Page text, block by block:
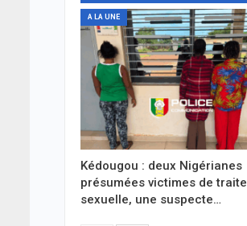
A LA UNE
Kédougou : deux Nigérianes
présumées victimes de traite
sexuelle, une suspecte…